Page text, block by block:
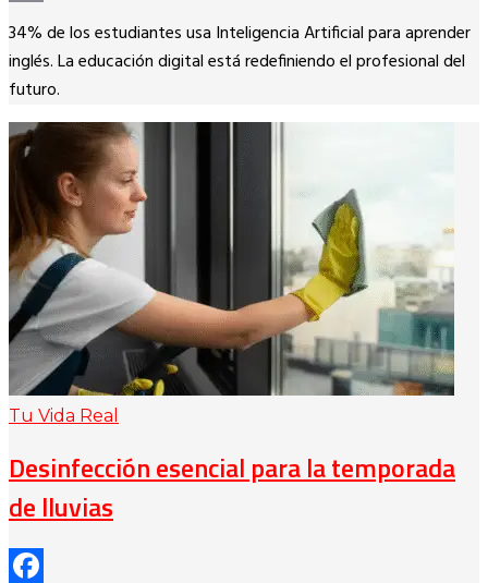
Copy
Link
34% de los estudiantes usa Inteligencia Artificial para aprender
inglés. La educación digital está redefiniendo el profesional del
futuro.
Tu Vida Real
Desinfección esencial para la temporada
de lluvias